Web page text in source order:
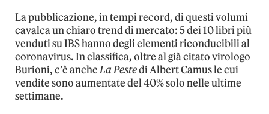
La pubblicazione, in tempi record, di questi volumi
cavalca un chiaro trend di mercato: 5 dei 10 libri più
venduti su IBS hanno degli elementi riconducibili al
coronavirus. In classifica, oltre al già citato virologo
Burioni, c’è ancheLa Pestedi Albert Camus le cui
vendite sono aumentate del 40% solo nelle ultime
settimane.